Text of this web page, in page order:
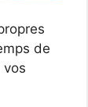
de
vos